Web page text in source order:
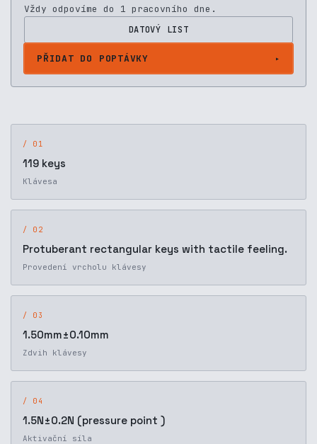
Vždy odpovíme do 1 pracovního dne.
DATOVÝ LIST
PŘIDAT DO POPTÁVKY
/ 01
119 keys
Klávesa
/ 02
Protuberant rectangular keys with tactile feeling.
Provedení vrcholu klávesy
/ 03
1.50mm±0.10mm
Zdvih klávesy
/ 04
1.5N±0.2N (pressure point )
Aktivační síla